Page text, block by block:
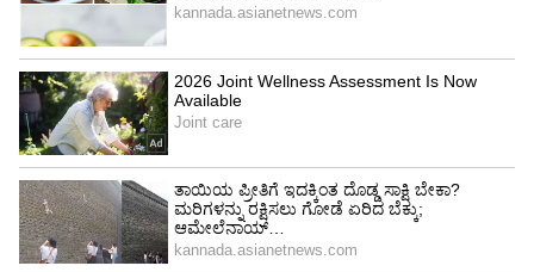
Image Credit :Asianet News
ದಾಖಲೆಗೆ ಕಾರಣವೇನು? (Why the Surge?):
ಭಕ್ತರ ದಂಡು:ಜೂನ್ ತಿಂಗಳಲ್ಲಿ ಶಾಲಾ-ಕಾಲೇಜುಗಳ ರಜೆ
ಹಾಗೂ ವಾರಾಂತ್ಯದ ರಜೆಗಳ ಹಿನ್ನೆಲೆಯಲ್ಲಿ ಲಕ್ಷಾಂತರ ಭಕ್ತರು
ತಿರುಮಲಕ್ಕೆ ಭೇಟಿ ನೀಡಿದ್ದಾರೆ.